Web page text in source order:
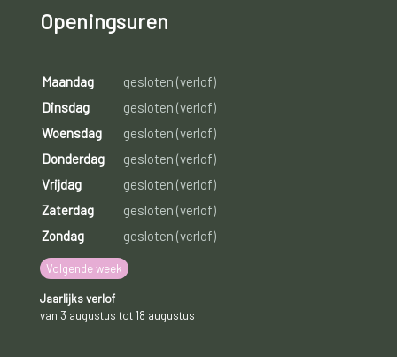
Openingsuren
Maandag
gesloten (verlof)
Dinsdag
gesloten (verlof)
Woensdag
gesloten (verlof)
Donderdag
gesloten (verlof)
Vrijdag
gesloten (verlof)
Zaterdag
gesloten (verlof)
Zondag
gesloten (verlof)
Volgende week
Jaarlijks verlof
van 3 augustus tot 18 augustus